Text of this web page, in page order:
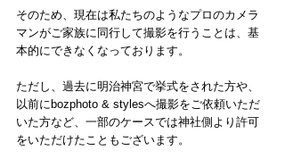
そのため、現在は私たちのようなプロのカメラ
マンがご家族に同行して撮影を行うことは、基
本的にできなくなっております。
ただし、過去に明治神宮で挙式をされた方や、
以前にbozphoto & stylesへ撮影をご依頼いただ
いた方など、一部のケースでは神社側より許可
をいただけたこともございます。